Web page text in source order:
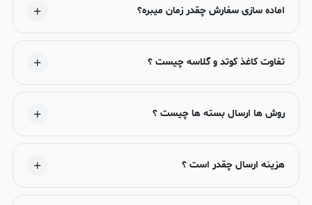
اماده سازی سفارش چقدر زمان میبره؟
تفاوت کاغذ کوتد و گلاسه چیست ؟
روش ها ارسال بسته ها چیست ؟
هزینه ارسال چقدر است ؟